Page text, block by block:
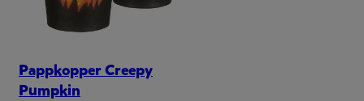
Pappkopper Creepy
Pumpkin